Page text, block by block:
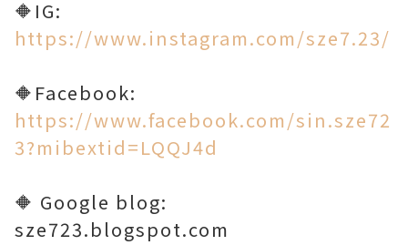
🔶IG:
https://www.instagram.com/sze7.23/
🔶Facebook:
https://www.facebook.com/sin.sze72
3?mibextid=LQQJ4d
🔶 Google blog:
sze723.blogspot.com